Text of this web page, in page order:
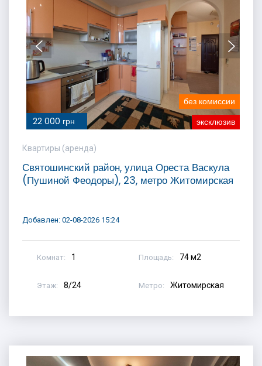
22 000 грн эксклюзив
без комиссии
Квартиры (аренда)
Святошинский район, улица Ореста Васкула
(Пушиной Феодоры), 23, метро Житомирская
Добавлен: 02-08-2026 15:24
Комнат: 1 Площадь: 74 м2
Этаж: 8/24 Метро: Житомирская